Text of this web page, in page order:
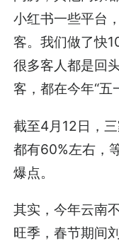
小红书一些平台
客。我们做了快
很多客人都是回
客，都在今年“五
截至4月12日，
都有60%左右，
爆点。
其实，今年云南
旺季，春节期间